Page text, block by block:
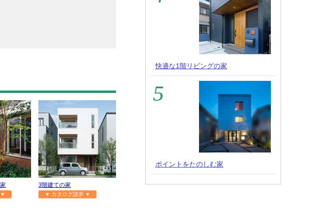
▼
3階建ての家
▼ カタログ請求 ▼
快適な1階リビングの家
ポイントをたのしむ家